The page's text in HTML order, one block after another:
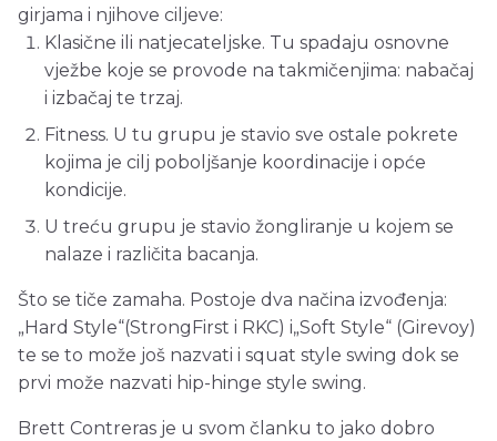
girjama i njihove ciljeve:
Klasične ili natjecateljske. Tu spadaju osnovne
vježbe koje se provode na takmičenjima: nabačaj
i izbačaj te trzaj.
Fitness. U tu grupu je stavio sve ostale pokrete
kojima je cilj poboljšanje koordinacije i opće
kondicije.
U treću grupu je stavio žongliranje u kojem se
nalaze i različita bacanja.
Što se tiče zamaha. Postoje dva načina izvođenja:
„Hard Style“(StrongFirst i RKC) i„Soft Style“ (Girevoy)
te se to može još nazvati i squat style swing dok se
prvi može nazvati hip-hinge style swing.
Brett Contreras je u svom članku to jako dobro